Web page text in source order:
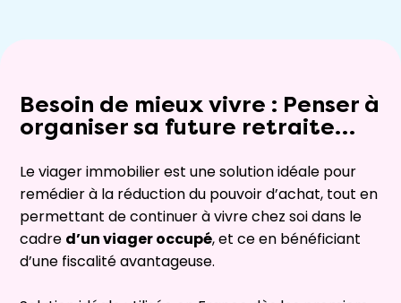
Besoin de mieux vivre : Penser à
organiser sa future retraite…
Le viager immobilier est une solution idéale pour
remédier à la réduction du pouvoir d’achat, tout en
permettant de continuer à vivre chez soi dans le
cadre d’un viager occupé, et ce en bénéficiant
d’une fiscalité avantageuse.